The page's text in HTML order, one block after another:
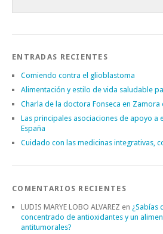
ENTRADAS RECIENTES
Comiendo contra el glioblastoma
Alimentación y estilo de vida saludable
Charla de la doctora Fonseca en
Las principales asociaciones de apoyo a
España
Cuidado con las medicinas integrativas,
COMENTARIOS RECIENTES
LUDIS MARYE LOBO ALVAREZ en ¿Sabías
concentrado de antioxidantes y un
antitumorales?